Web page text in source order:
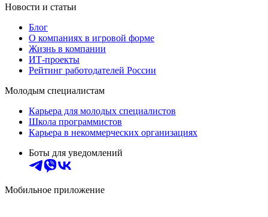
Новости и статьи
Блог
О компаниях в игровой форме
Жизнь в компании
ИТ-проекты
Рейтинг работодателей России
Молодым специалистам
Карьера для молодых специалистов
Школа программистов
Карьера в некоммерческих организациях
Боты для уведомлений
Мобильное приложение